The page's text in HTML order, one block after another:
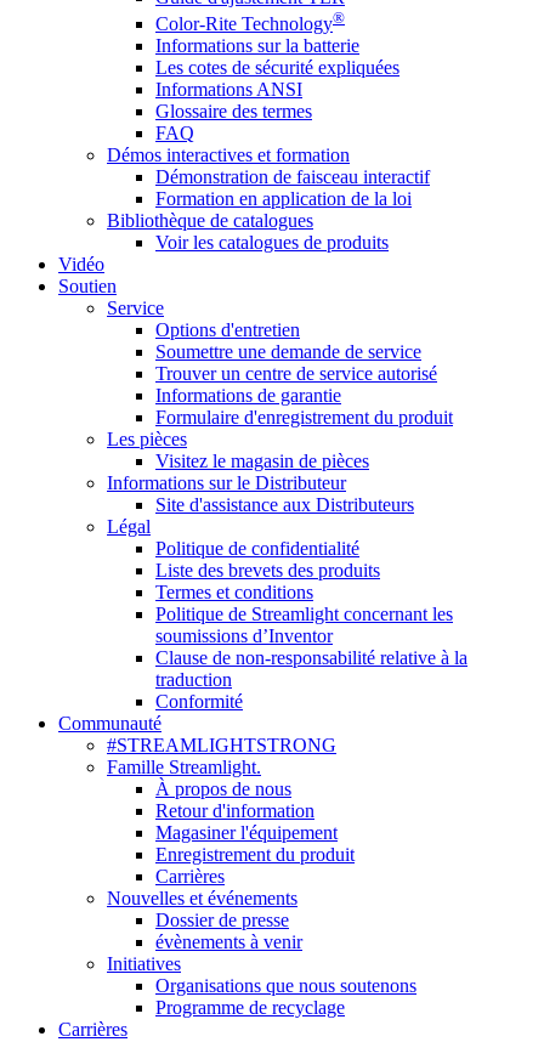
Color-Rite Technology®
Informations sur la batterie
Les cotes de sécurité expliquées
Informations ANSI
Glossaire des termes
FAQ
Démos interactives et formation
Démonstration de faisceau interactif
Formation en application de la loi
Bibliothèque de catalogues
Voir les catalogues de produits
Vidéo
Soutien
Service
Options d'entretien
Soumettre une demande de service
Trouver un centre de service autorisé
Informations de garantie
Formulaire d'enregistrement du produit
Les pièces
Visitez le magasin de pièces
Informations sur le Distributeur
Site d'assistance aux Distributeurs
Légal
Politique de confidentialité
Liste des brevets des produits
Termes et conditions
Politique de Streamlight concernant les
soumissions d’Inventor
Clause de non-responsabilité relative à la
traduction
Conformité
Communauté
#STREAMLIGHTSTRONG
Famille Streamlight.
À propos de nous
Retour d'information
Magasiner l'équipement
Enregistrement du produit
Carrières
Nouvelles et événements
Dossier de presse
évènements à venir
Initiatives
Organisations que nous soutenons
Programme de recyclage
Carrières